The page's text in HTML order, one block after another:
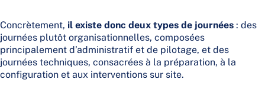
Concrètement, il existe donc deux types de journées : des
journées plutôt organisationnelles, composées
principalement d’administratif et de pilotage, et des
journées techniques, consacrées à la préparation, à la
configuration et aux interventions sur site.